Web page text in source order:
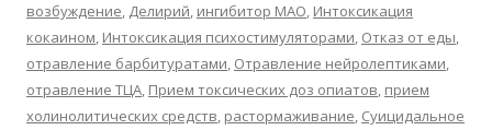
возбуждение, Делирий, ингибитор МАО, Интоксикация
кокаином, Интоксикация психостимуляторами, Отказ от еды,
отравление барбитуратами, Отравление нейролептиками,
отравление ТЦА, Прием токсических доз опиатов, прием
холинолитических средств, растормаживание, Суицидальное